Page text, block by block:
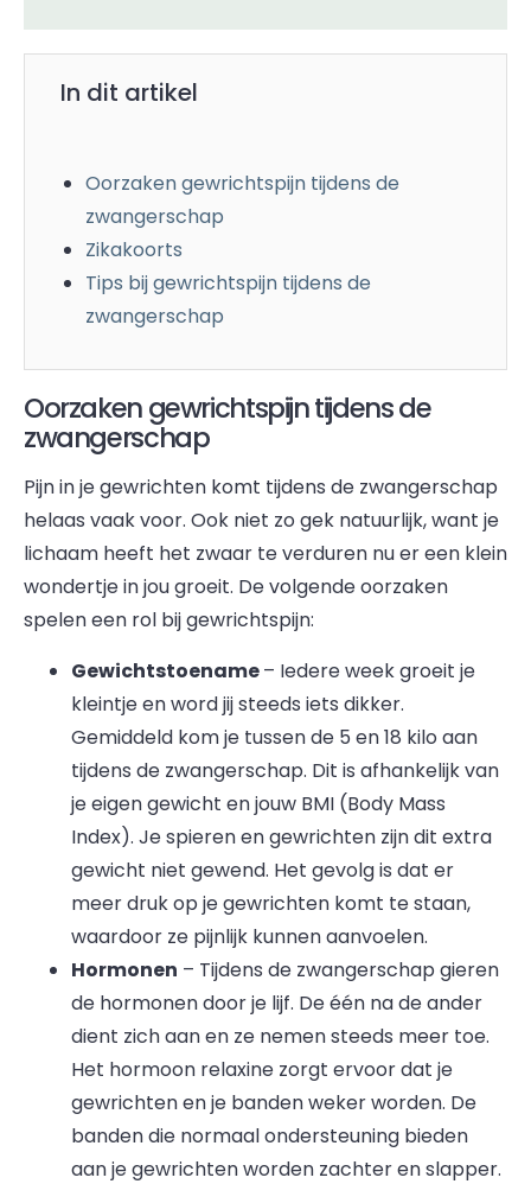
In dit artikel
Oorzaken gewrichtspijn tijdens de
zwangerschap
Zikakoorts
Tips bij gewrichtspijn tijdens de
zwangerschap
Oorzaken gewrichtspijn tijdens de
zwangerschap
Pijn in je gewrichten komt tijdens de zwangerschap
helaas vaak voor. Ook niet zo gek natuurlijk, want je
lichaam heeft het zwaar te verduren nu er een klein
wondertje in jou groeit. De volgende oorzaken
spelen een rol bij gewrichtspijn:
Gewichtstoename– Iedere week groeit je
kleintje en word jij steeds iets dikker.
Gemiddeld kom je tussen de 5 en 18 kilo aan
tijdens de zwangerschap. Dit is afhankelijk van
je eigen gewicht en jouw BMI (Body Mass
Index). Je spieren en gewrichten zijn dit extra
gewicht niet gewend. Het gevolg is dat er
meer druk op je gewrichten komt te staan,
waardoor ze pijnlijk kunnen aanvoelen.
Hormonen – Tijdens de zwangerschap gieren
de hormonen door je lijf. De één na de ander
dient zich aan en ze nemen steeds meer toe.
Het hormoon relaxine zorgt ervoor dat je
gewrichten en je banden weker worden. De
banden die normaal ondersteuning bieden
aan je gewrichten worden zachter en slapper.